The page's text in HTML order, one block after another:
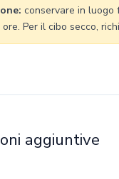
conservare in
ore. Per il cibo secco,
aggiuntive